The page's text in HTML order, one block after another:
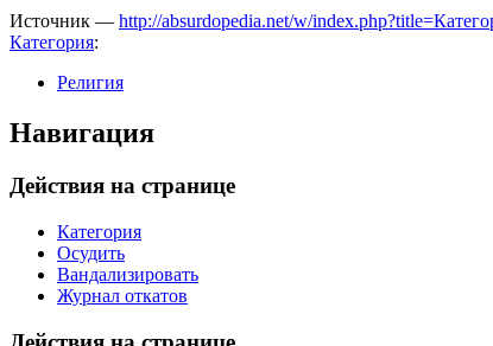
Источник — http://absurdopedia.net/w/
Категория:
Религия
Навигация
Действия на странице
Категория
Осудить
Вандализировать
Журнал откатов